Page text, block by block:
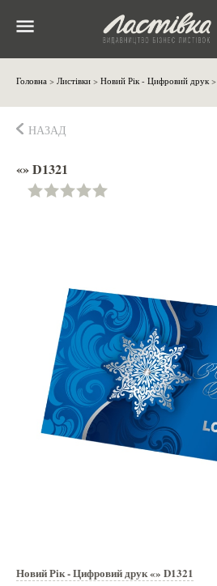
Головна > Листівки > Новий Рік - Цифровий друк>
НАЗАД
«» D1321
Новий Рік - Цифровий друк «» D1321